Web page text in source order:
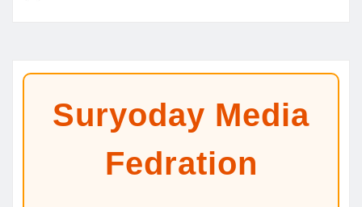
Suryoday Media
Fedration